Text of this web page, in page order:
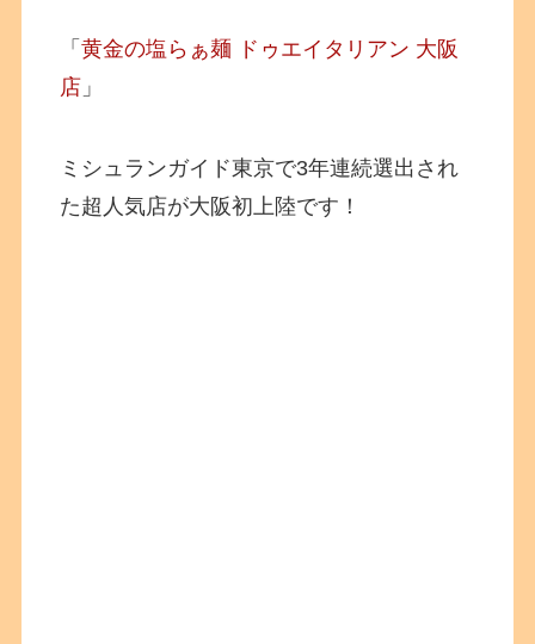
「黄金の塩らぁ麺 ドゥエイタリアン 大阪
店 」
ミシュランガイド東京で3年連続選出され
た超人気店が大阪初上陸です！